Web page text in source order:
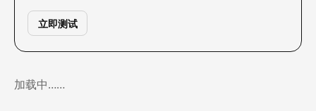
立即测试
加载中……